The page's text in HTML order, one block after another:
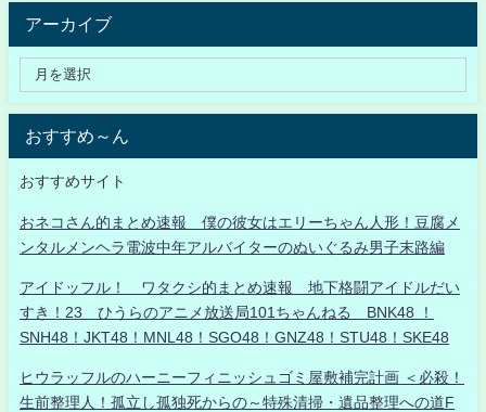
アーカイブ
おすすめ～ん
おすすめサイト
おネコさん的まとめ速報 僕の彼女はエリーちゃん人形！豆腐メ
ンタルメンヘラ電波中年アルバイターのぬいぐるみ男子末路編
アイドッフル！ ワタクシ的まとめ速報 地下格闘アイドルだい
すき！23 ひうらのアニメ放送局101ちゃんねる BNK48 ！
SNH48！JKT48！MNL48！SGO48！GNZ48！STU48！SKE48
ヒウラッフルのハーニーフィニッシュゴミ屋敷補完計画 ＜必殺！
生前整理人！孤立し孤独死からの～特殊清掃・遺品整理への道F